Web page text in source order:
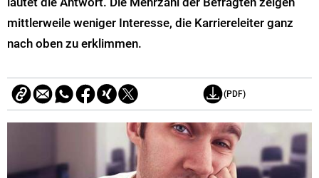
mittlerweile weniger Interesse, die Karriereleiter ganz
nach oben zu erklimmen.
(PDF)